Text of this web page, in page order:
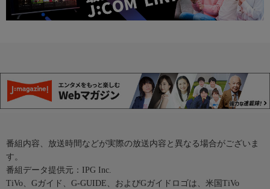
番組内容、放送時間などが実際の放送内容と異なる場合がございま
す。
番組データ提供元：IPG Inc.
TiVo、Gガイド、G-GUIDE、およびGガイドロゴは、米国TiVo